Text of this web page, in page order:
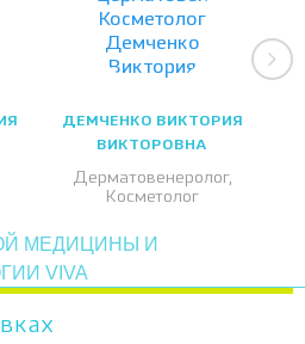
ДЕМЧЕНКО ВИКТОРИЯ
ВИКТОРОВНА
Дерматовенеролог,
Косметолог
МЕДИЦИНЫ И
VIVA